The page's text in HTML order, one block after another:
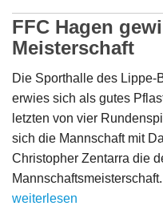
FFC Hagen
Meisterschaft
Die Sporthalle des Lippe-
erwies sich als gutes
letzten von vier
sich die Mannschaft mit
Christopher Zentarra die
weiterlesen